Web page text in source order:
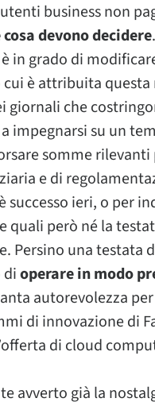
business non
devono decidere
in grado di
è attribuita
giornali che
impegnarsi su un
somme rilevanti
e di
ieri, o per
però né la
Persino una testata
dioperare in modo
autorevolezza
di innovazione di
di cloud
avverto già la